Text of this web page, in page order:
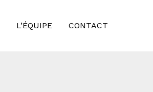
L’ÉQUIPE CONTACT